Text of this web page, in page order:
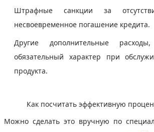
Штрафные санкции за
несвоевременное погашение кредита.
Другие дополнительные
обязательный характер при
продукта.
Как посчитать эффективную
Можно сделать это вручную по